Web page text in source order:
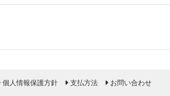
個人情報保護方針 支払方法 お問い合わせ